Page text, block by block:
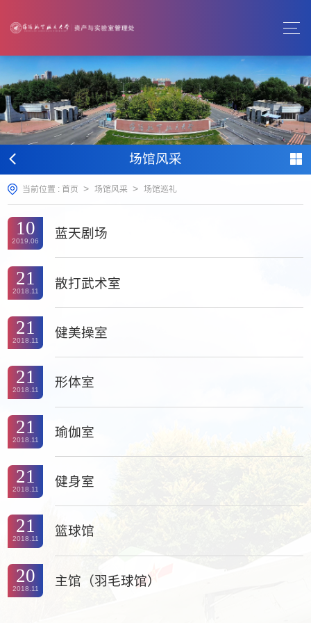
场馆风采
当前位置 : 首页 > 场馆风采 > 场馆巡礼
10
2019.06
蓝天剧场
21
2018.11
散打武术室
21
2018.11
健美操室
21
2018.11
形体室
21
2018.11
瑜伽室
21
2018.11
健身室
21
2018.11
篮球馆
20
2018.11
主馆（羽毛球馆）